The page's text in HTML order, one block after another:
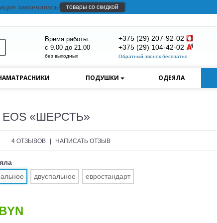
закончилась!
товары со скидкой
Время работы:
с 9.00 до 21.00
без выходных
+375 (29) 207-92-02
+375 (29) 104-42-02
Обратный звонок бесплатно
ПОДУШКИ ОДЕЯЛА
EOS «ШЕРСТЬ»
4 ОТЗЫВОВ НАПИСАТЬ ОТЗЫВ
двуспальное евростандарт